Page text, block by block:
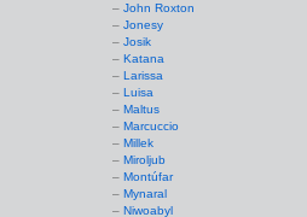
John Roxton
Jonesy
Josik
Katana
Larissa
Luisa
Maltus
Marcuccio
Millek
Miroljub
Montúfar
Mynaral
Niwoabyl